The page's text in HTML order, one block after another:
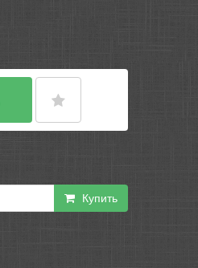
Купить